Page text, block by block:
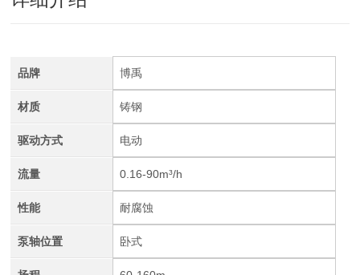
品牌 博禹
材质 铸钢
驱动方式 电动
流量 0.16-90m³/h
性能 耐腐蚀
泵轴位置 卧式